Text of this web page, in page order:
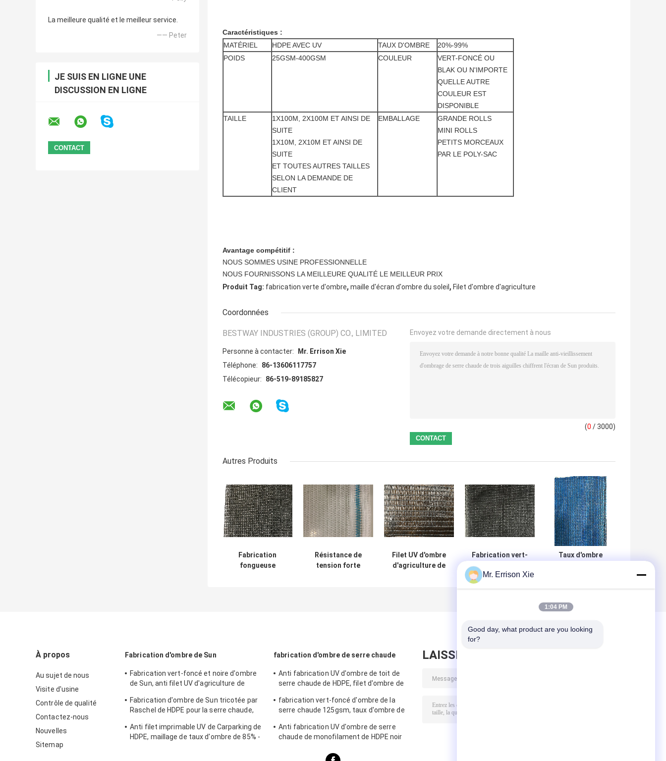
La meilleure qualité et le meilleur service.
—— Peter
JE SUIS EN LIGNE UNE
DISCUSSION EN LIGNE
Caractéristiques :
MATÉRIEL
HDPE AVEC UV TAUX D'OMBRE
20%-99%
POIDS
25GSM-400GSM COULEUR
VERT-FONCÉ OU
BLAK OU N'IMPORTE
QUELLE AUTRE
COULEUR EST
DISPONIBLE
TAILLE
1X100M, 2X100M ET AINSI DE
SUITE
1X10M, 2X10M ET AINSI DE
SUITE
ET TOUTES AUTRES TAILLES
SELON LA DEMANDE DE
CLIENT
EMBALLAGE
GRANDE ROLLS
MINI ROLLS
PETITS MORCEAUX
PAR LE POLY-SAC
Avantage compétitif :
NOUS SOMMES USINE PROFESSIONNELLE
NOUS FOURNISSONS LA MEILLEURE QUALITÉ LE MEILLEUR PRIX
Produit Tag: fabrication verte d'ombre, maille d'écran d'ombre du soleil , Filet d'ombre d'agriculture
Coordonnées
BESTWAY INDUSTRIES (GROUP) CO., LIMITED
Personne à contacter:
Mr. Errison Xie
Téléphone:
86-13606117757
Télécopieur:
86-519-89185827
Envoyez votre demande directement à nous
(0 / 3000)
Autres Produits
Fabrication
fongueuse
Résistance de
tension forte
Filet UV d'ombre
d'agriculture de
Fabrication vert-
foncé et noire
d'ombre de Sun,
Taux d'ombre
de HDPE 80% -
À propos
Au sujet de nous
Visite d'usine
Contrôle de qualité
Contactez-nous
Nouvelles
Sitemap
Fabrication d'ombre de Sun
Fabrication vert-foncé et noire d'ombre
de Sun, anti filet UV d'agriculture de
Fabrication d'ombre de Sun tricotée par
Raschel de HDPE pour la serre chaude,
Anti filet imprimable UV de Carparking de
HDPE, maillage de taux d'ombre de 85% -
fabrication d'ombre de serre chaude
Anti fabrication UV d'ombre de toit de
serre chaude de HDPE, filet d'ombre de
fabrication vert-foncé d'ombre de la
serre chaude 125gsm, taux d'ombre de
Anti fabrication UV d'ombre de serre
chaude de monofilament de HDPE noir
LAISSEZ UN MESSAGE
Mr. Errison Xie
1:04 PM
Good day, what product are you looking
for?